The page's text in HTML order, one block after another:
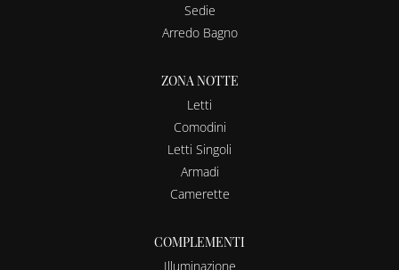
Sedie
Arredo Bagno
ZONA NOTTE
Letti
Comodini
Letti Singoli
Armadi
Camerette
COMPLEMENTI
Illuminazione